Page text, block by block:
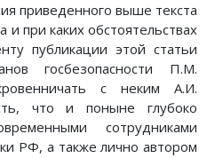
приведенного выше текста
при каких обстоятельствах
публикации этой статьи
госбезопасности П.М.
с неким А.И.
что и поныне глубоко
сотрудниками
РФ, а также лично автором